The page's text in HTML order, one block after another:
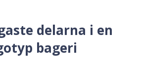
delarna i en
bageri